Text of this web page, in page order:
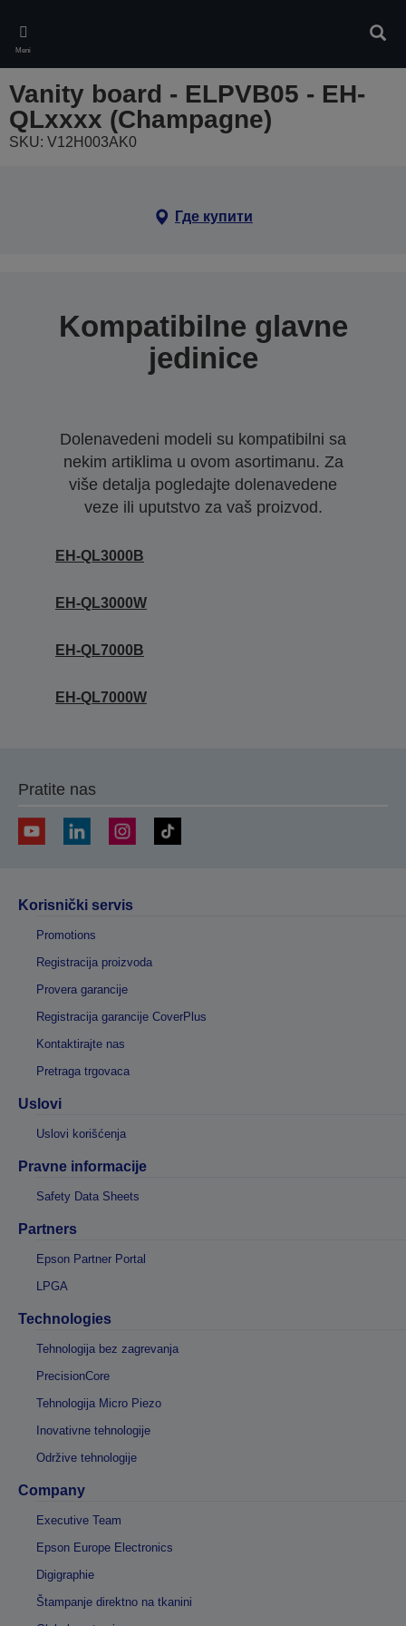
main
content
Meni
Vanity board - ELPVB05 - EH-
QLxxxx (Champagne)
SKU: V12H003AK0
Где купити
Kompatibilne glavne
jedinice
Dolenavedeni modeli su kompatibilni sa
nekim artiklima u ovom asortimanu. Za
više detalja pogledajte dolenavedene
veze ili uputstvo za vaš proizvod.
EH-QL3000B
EH-QL3000W
EH-QL7000B
EH-QL7000W
Pratite nas
Korisnički servis
Promotions
Registracija proizvoda
Provera garancije
Registracija garancije CoverPlus
Kontaktirajte nas
Pretraga trgovaca
Uslovi
Uslovi korišćenja
Pravne informacije
Safety Data Sheets
Partners
Epson Partner Portal
LPGA
Technologies
Tehnologija bez zagrevanja
PrecisionCore
Tehnologija Micro Piezo
Inovativne tehnologije
Održive tehnologije
Company
Executive Team
Epson Europe Electronics
Digigraphie
Štampanje direktno na tkanini